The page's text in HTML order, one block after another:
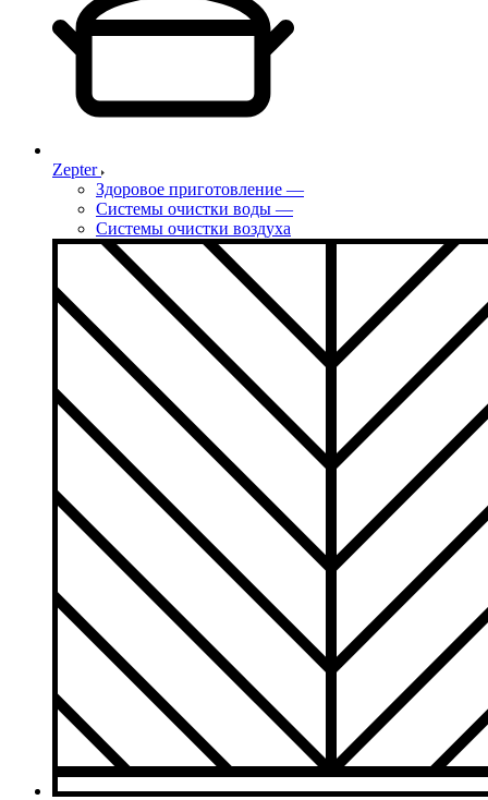
Zepter
Здоровое приготовление —
Системы очистки воды —
Системы очистки воздуха